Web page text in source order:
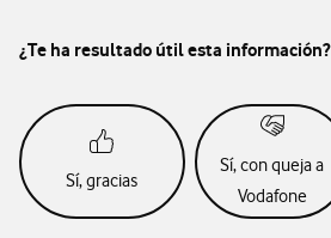
¿Te ha resultado útil esta información?
Sí, gracias
Sí, con queja a
Vodafone